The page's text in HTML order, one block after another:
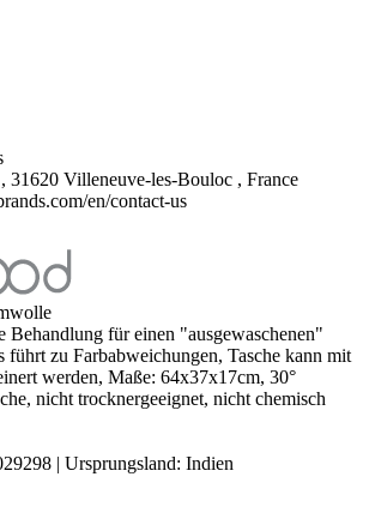
31620 Villeneuve-les-Bouloc , France
en/contact-us
Behandlung für einen "ausgewaschenen"
führt zu Farbabweichungen, Tasche kann mit
werden, Maße: 64x37x17cm, 30°
nicht trocknergeeignet, nicht chemisch
| Ursprungsland: Indien